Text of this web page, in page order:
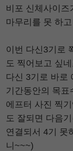
비포 신체사이즈
마무리를 못 하
이번 다신3기로
도 찍어보고 싶
다신 3기로 바로
기간동안의 목표
에프터 사진 찍
도 잘되면 다음
연결되서 4기 못
니~~~)